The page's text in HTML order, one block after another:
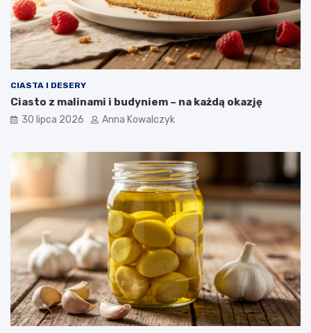
CIASTA I DESERY
Ciasto z malinami i budyniem – na każdą okazję
30 lipca 2026 Anna Kowalczyk